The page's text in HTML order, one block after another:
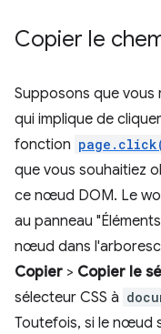
Copier le
Supposons que
qui implique de
fonction
que vous souhaitiez
ce nœud DOM. Le
au panneau
nœud dans
Copier > Copier le
sélecteur CSS à
Toutefois, si le nœud